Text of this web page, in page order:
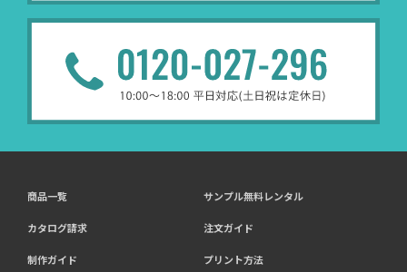
商品一覧 サンプル無料レンタル
カタログ請求 注文ガイド
制作ガイド プリント方法